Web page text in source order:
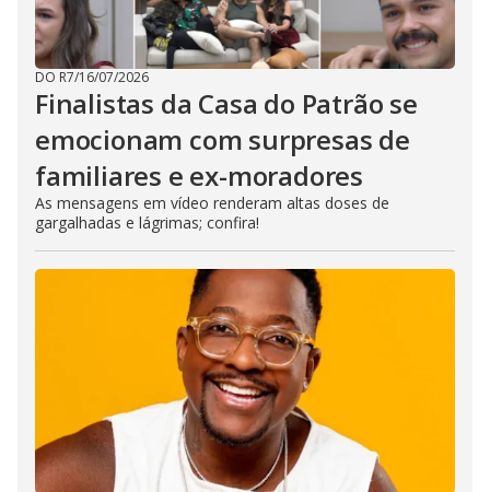
DO R7/16/07/2026
Finalistas da Casa do Patrão se
emocionam com surpresas de
familiares e ex-moradores
As mensagens em vídeo renderam altas doses de
gargalhadas e lágrimas; confira!